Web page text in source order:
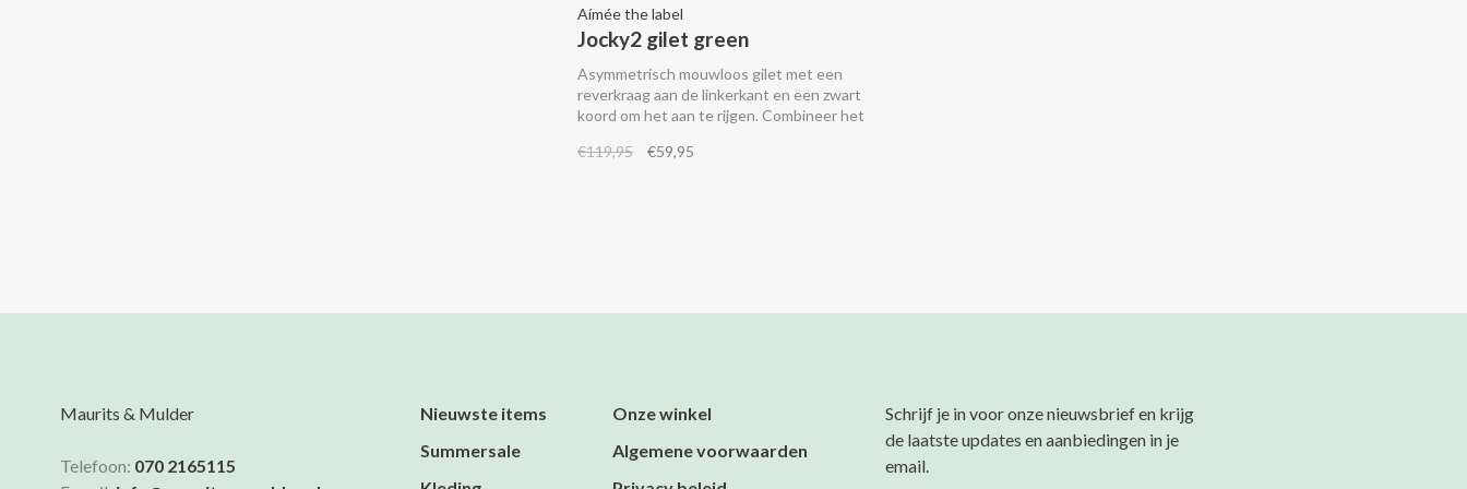
Aímée the label
Jocky2 gilet green
Asymmetrisch mouwloos gilet met een
reverkraag aan de linkerkant en een zwart
koord om het aan te rijgen. Combineer het
€119,95
€59,95
Maurits & Mulder
Telefoon: 070 2165115
Nieuwste items
Summersale
Onze winkel
Algemene voorwaarden
Schrijf je in voor onze nieuwsbrief en krijg
de laatste updates en aanbiedingen in je
email.